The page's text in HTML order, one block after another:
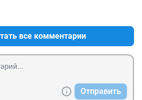
все комментарии
Отправить